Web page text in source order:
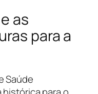
as
para a
Saúde